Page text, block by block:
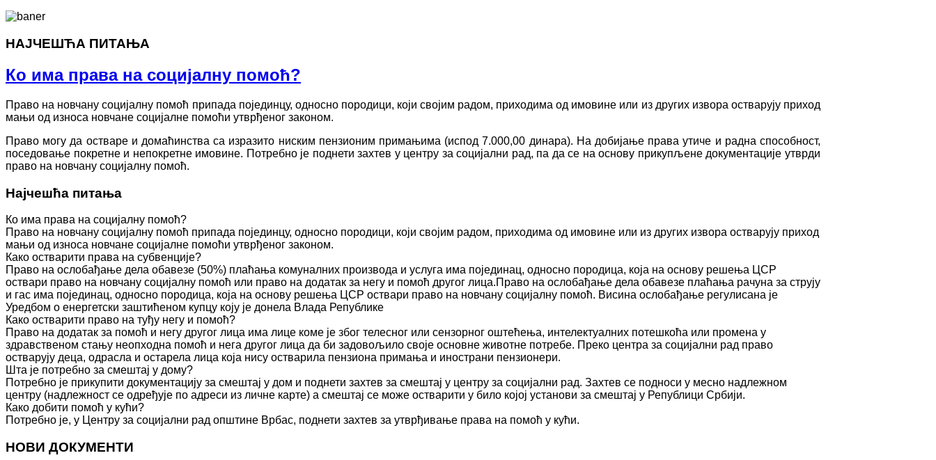
НАЈЧЕШЋА ПИТАЊА
Ко има права на социјалну помоћ?
Право на новчану социјалну помоћ припада појединцу, односно породици, који својим радом, приходима од имовине или из других извора остварују приход
мањи од износа новчане социјалне помоћи утврђеног законом.
Право могу да остваре и домаћинства са изразито ниским пензионим примањима (испод 7.000,00 динара). На добијање права утиче и радна способност,
поседовање покретне и непокретне имовине. Потребно је поднети захтев у центру за социјални рад, па да се на основу прикупљене документације утврди
право на новчану социјалну помоћ.
Најчешћа питања
Ко има права на социјалну помоћ?
Право на новчану социјалну помоћ припада појединцу, односно породици, који својим радом, приходима од имовине или из других извора остварују приход
мањи од износа новчане социјалне помоћи утврђеног законом.
Како остварити права на субвенције?
Право на ослобађање дела обавезе (50%) плаћања комуналних производа и услуга има појединац, односно породица, која на основу решења ЦСР
оствари право на новчану социјалну помоћ или право на додатак за негу и помоћ другог лица.Право на ослобађање дела обавезе плаћања рачуна за струју
и гас има појединац, односно породица, која на основу решења ЦСР оствари право на новчану социјалну помоћ. Висина ослобађање регулисана је
Уредбом о енергетски заштићеном купцу коју је донела Влада Републике
Како остварити право на туђу негу и помоћ?
Право на додатак за помоћ и негу другог лица има лице коме је због телесног или сензорног оштећења, интелектуалних потешкоћа или промена у
здравственом стању неопходна помоћ и нега другог лица да би задовољило своје основне животне потребе. Преко центра за социјални рад право
остварују деца, одрасла и остарела лица која нису остварила пензиона примања и инострани пензионери.
Шта је потребно за смештај у дому?
Потребно је прикупити документацију за смештај у дом и поднети захтев за смештај у центру за социјални рад. Захтев се подноси у месно надлежном
центру (надлежност се одређује по адреси из личне карте) а смештај се може остварити у било којој установи за смештај у Републици Србији.
Како добити помоћ у кући?
Потребно је, у Центру за социјални рад општине Врбас, поднети захтев за утврђивање права на помоћ у кући.
НОВИ ДОКУМЕНТИ